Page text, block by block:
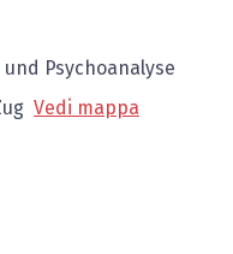
Psychoanalyse
Vedi mappa